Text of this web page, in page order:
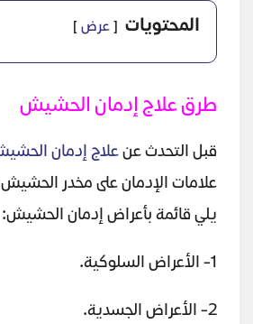
المحتويات عرض
طرق علاج إدمان الحشيش
قبل التحدث عنعلاج إدمان
علامات الإدمان على مخدر الحشيش
يلي قائمة بأعراض إدمان الحشيش:
1- الأعراض السلوكية.
2- الأعراض الجسدية.